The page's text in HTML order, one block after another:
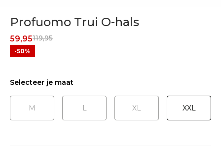
Profuomo Trui O-hals
119,95
59,95
-50%
Selecteer je maat
M L XL XXL